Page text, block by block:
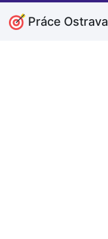
Práce Ostrava